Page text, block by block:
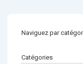
Naviguez par
Catégories